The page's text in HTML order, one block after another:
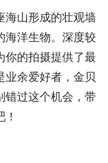
海山形成的壮观墙
海洋生物。深度较
你的拍摄提供了最
业余爱好者，金贝
错过这个机会，带